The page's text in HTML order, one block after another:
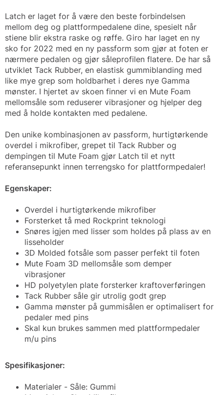
Latch er laget for å være den beste forbindelsen
mellom deg og plattformpedalene dine, spesielt når
stiene blir ekstra raske og røffe. Giro har laget en ny
sko for 2022 med en ny passform som gjør at foten er
nærmere pedalen og gjør såleprofilen flatere. De har så
utviklet Tack Rubber, en elastisk gummiblanding med
like mye grep som holdbarhet i deres nye Gamma
mønster. I hjertet av skoen finner vi en Mute Foam
mellomsåle som reduserer vibrasjoner og hjelper deg
med å holde kontakten med pedalene.
Den unike kombinasjonen av passform, hurtigtørkende
overdel i mikrofiber, grepet til Tack Rubber og
dempingen til Mute Foam gjør Latch til et nytt
referansepunkt innen terrengsko for plattformpedaler!
Egenskaper:
Overdel i hurtigtørkende mikrofiber
Forsterket tå med Rockprint teknologi
Snøres igjen med lisser som holdes på plass av en
lisseholder
3D Molded fotsåle som passer perfekt til foten
Mute Foam 3D mellomsåle som demper
vibrasjoner
HD polyetylen plate forsterker kraftoverføringen
Tack Rubber såle gir utrolig godt grep
Gamma mønster på gummisålen er optimalisert for
pedaler med pins
Skal kun brukes sammen med plattformpedaler
m/u pins
Spesifikasjoner:
Materialer - Såle: Gummi